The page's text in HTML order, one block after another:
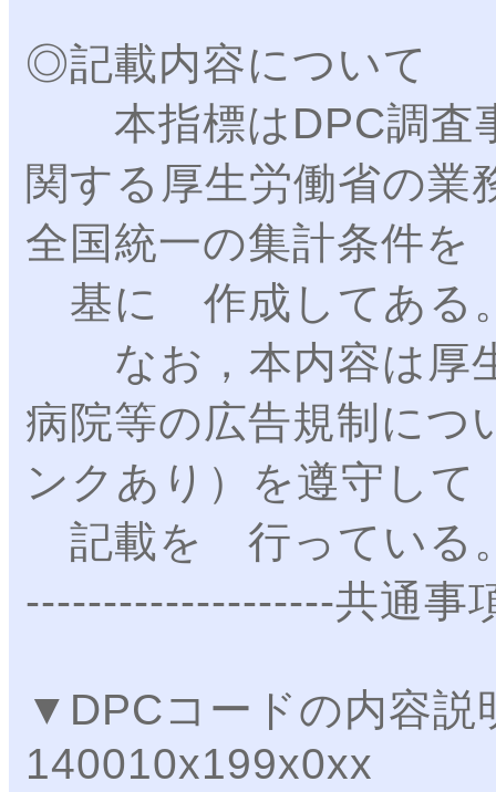
◎記載内容について
本指標はDPC調査
関する厚生労働省の業
全国統一の集計条件を
基に 作成してある
なお，本内容は厚
病院等の広告規制につ
ンクあり）を遵守して
記載を 行っている
--------------------共通事
▼DPCコードの内容
140010x199x0xx